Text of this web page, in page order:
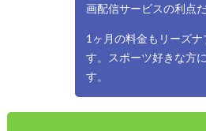
画配信サービスの利点
1ヶ月の料金もリーズ
す。スポーツ好きな方
す。